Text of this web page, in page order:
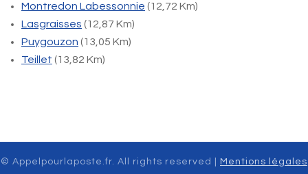
Montredon Labessonnie (12,72 Km)
Lasgraisses (12,87 Km)
Puygouzon (13,05 Km)
Teillet (13,82 Km)
© Appelpourlaposte.fr. All rights reserved | Mentions légales